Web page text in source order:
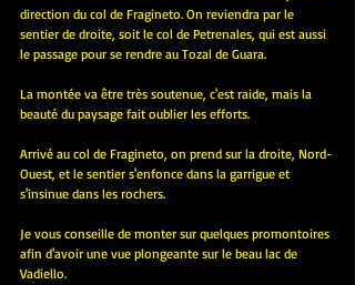
direction du col de Fragineto. On reviendra par le
sentier de droite, soit le col de Petrenales, qui est aussi
le passage pour se rendre au Tozal de Guara.
La montée va être très soutenue, c'est raide, mais la
beauté du paysage fait oublier les efforts.
Arrivé au col de Fragineto, on prend sur la droite, Nord-
Ouest, et le sentier s'enfonce dans la garrigue et
s'insinue dans les rochers.
Je vous conseille de monter sur quelques promontoires
afin d'avoir une vue plongeante sur le beau lac de
Vadiello.